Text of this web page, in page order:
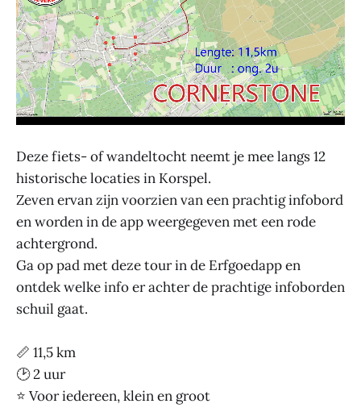
Deze fiets- of wandeltocht neemt je mee langs 12
historische locaties in Korspel.
Zeven ervan zijn voorzien van een prachtig infobord
en worden in de app weergegeven met een rode
achtergrond.
Ga op pad met deze tour in de Erfgoedapp en
ontdek welke info er achter de prachtige infoborden
schuil gaat.
📏 11,5 km
🕑 2 uur
⭐ Voor iedereen, klein en groot